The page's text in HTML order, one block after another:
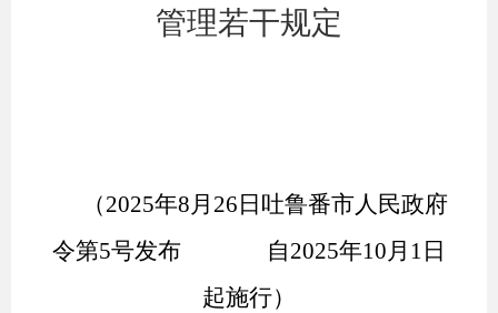
管理若干规定
（2025年8月26日吐鲁番市人民政府
令第5号发布 自2025年10月1日
起施行）